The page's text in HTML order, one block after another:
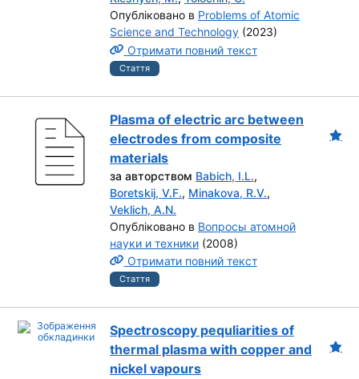
Опубліковано в Problems of Atomic
Science and Technology (2023)
Отримати повний текст
Стаття
Plasma of electric arc between
electrodes from composite
materials
за авторством Babich, I.L.,
Boretskij, V.F., Minakova, R.V.,
Veklich, A.N.
Опубліковано в Вопросы атомной
науки и техники (2008)
Отримати повний текст
Стаття
Spectroscopy pequliarities of
thermal plasma with copper and
nickel vapours